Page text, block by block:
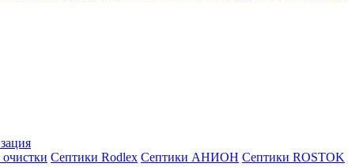
Септики Rodlex Септики АНИОН Септики ROSTOK